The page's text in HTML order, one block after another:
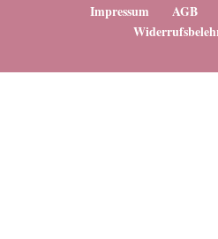
Impressum AGB